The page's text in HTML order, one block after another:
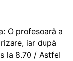
O profesoară a
iar după
la 8.70 / Astfel